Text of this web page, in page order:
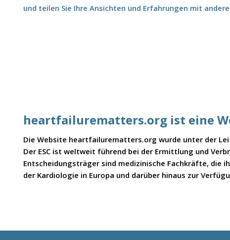
und teilen Sie Ihre Ansichten und Erfahrungen mit
heartfailurematters.org ist eine
Die Website heartfailurematters.org wurde unter der
Der ESC ist weltweit führend bei der Ermittlung und
Entscheidungsträger sind medizinische Fachkräfte, die
der Kardiologie in Europa und darüber hinaus zur